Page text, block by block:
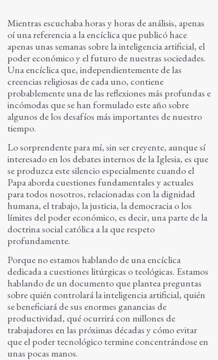
Mientras escuchaba horas y horas de análisis, apenas
oí una referencia a la encíclica que publicó hace
apenas unas semanas sobre la inteligencia artificial, el
poder económico y el futuro de nuestras sociedades.
Una encíclica que, independientemente de las
creencias religiosas de cada uno, contiene
probablemente una de las reflexiones más profundas e
incómodas que se han formulado este año sobre
algunos de los desafíos más importantes de nuestro
tiempo.
Lo sorprendente para mí, sin ser creyente, aunque sí
interesado en los debates internos de la Iglesia, es que
se produzca este silencio especialmente cuando el
Papa aborda cuestiones fundamentales y actuales
para todos nosotros, relacionadas con la dignidad
humana, el trabajo, la justicia, la democracia o los
límites del poder económico, es decir, una parte de la
doctrina social católica a la que respeto
profundamente.
Porque no estamos hablando de una encíclica
dedicada a cuestiones litúrgicas o teológicas. Estamos
hablando de un documento que plantea preguntas
sobre quién controlará la inteligencia artificial, quién
se beneficiará de sus enormes ganancias de
productividad, qué ocurrirá con millones de
trabajadores en las próximas décadas y cómo evitar
que el poder tecnológico termine concentrándose en
unas pocas manos.